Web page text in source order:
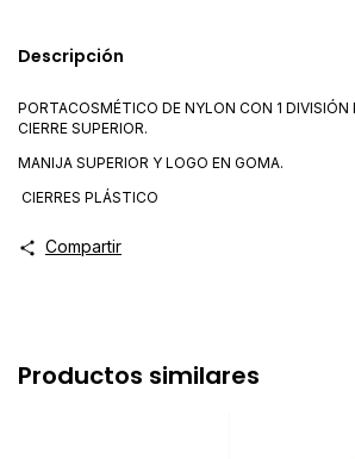
Descripción
PORTACOSMÉTICO DE NYLON CON 1 DIVISIÓN
CIERRE SUPERIOR.
MANIJA SUPERIOR Y LOGO EN GOMA.
CIERRES PLÁSTICO
Compartir
Productos similares